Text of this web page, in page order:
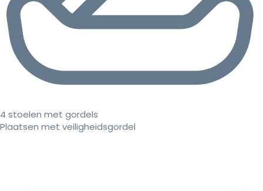
4 stoelen met gordels
Plaatsen met veiligheidsgordel